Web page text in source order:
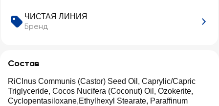
ЧИСТАЯ ЛИНИЯ
Бренд
Состав
RiCInus Communis (Castor) Seed Oil, Caprylic/Capric
Triglyceride, Cocos Nucifera (Coconut) Oil, Ozokerite,
Cyclopentasiloxane,Ethylhexyl Stearate, Paraffinum